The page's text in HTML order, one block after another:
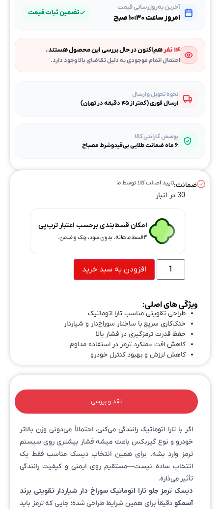
آخرین به‌روزرسانی قیمت
امروز ساعت ۱۰:۳۰ صبح
تضمین ثبات قیمت
۱۴ نفر هم‌اکنون در حال بررسی این محصول هستند.
احتمال اتمام موجودی به دلیل تقاضای بالا وجود دارد.
نحوه تحویل و ارسال
ارسال فوری (کمتر از ۴۵ دقیقه در تهران)
پوشش گارانتی کالا
۶ ماه ضمانت طلایی بی‌قیدوشرط مصباح
ضمانت:تایید اصالت کالا توسط ما
30 در انبار
امکان قسط‌بندی برحسب اعتبار ترب‌پی
۴ قسط ماهانه. بدون سود، چک و ضامن.
افزودن به سبد خرید
ویژگی های اصلی:
طراحی تقویتی مناسب تارا اتوماتیک
خنک‌کاری سریع با ساختار سوراخ‌دار و شیاردار
حفظ قدرت ترمزگیری در فشار بالا
کاهش افت عملکرد ترمز در استفاده مداوم
کاهش لرزش و بهبود کنترل خودرو
نقد و بررسی
اگر با تارا اتوماتیک رانندگی می‌کنی، احتمالاً می‌دونی وزن بالاتر
خودرو و نوع گیربکس باعث میشه فشار بیشتری روی سیستم
ترمز وارد بشه. برای همین انتخاب دیسک مناسب فقط یک
انتخاب ساده نیست—مستقیم روی ایمنی و کیفیت رانندگی
تأثیر می‌ذاره.
دیسک ترمز جلو تارا اتوماتیک سوراخ دار شیاردار تقویتی برند
آسمکو دقیقاً برای همین شرایط طراحی شده؛ جایی که ترمز باید